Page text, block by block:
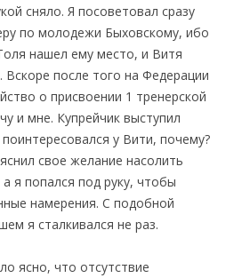
сняло. Я посоветовал сразу
по молодежи Быховскому, ибо
нашел ему место, и Витя
Вскоре после того на Федерации
о присвоении 1 тренерской
и мне. Купрейчик выступил
у Вити, почему?
свое желание насолить
я попался под руку, чтобы
намерения. С подобной
я сталкивался не раз.
ясно, что отсутствие